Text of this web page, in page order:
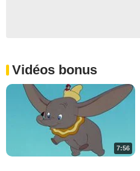
Vidéos bonus
7:56